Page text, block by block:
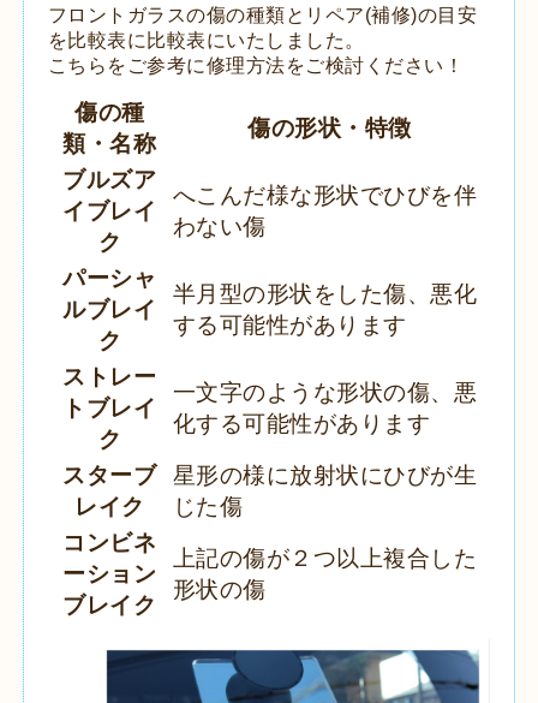
フロントガラスの傷の種類とリペア(補修)の目安
を比較表に比較表にいたしました。
こちらをご参考に修理方法をご検討ください！
傷の種
類・名称
傷の形状・特徴
ブルズア
イブレイ
ク
へこんだ様な形状でひびを伴
わない傷
パーシャ
ルブレイ
ク
半月型の形状をした傷、悪化
する可能性があります
ストレー
トブレイ
ク
一文字のような形状の傷、悪
化する可能性があります
スターブ
レイク
星形の様に放射状にひびが生
じた傷
コンビネ
ーション
ブレイク
上記の傷が２つ以上複合した
形状の傷